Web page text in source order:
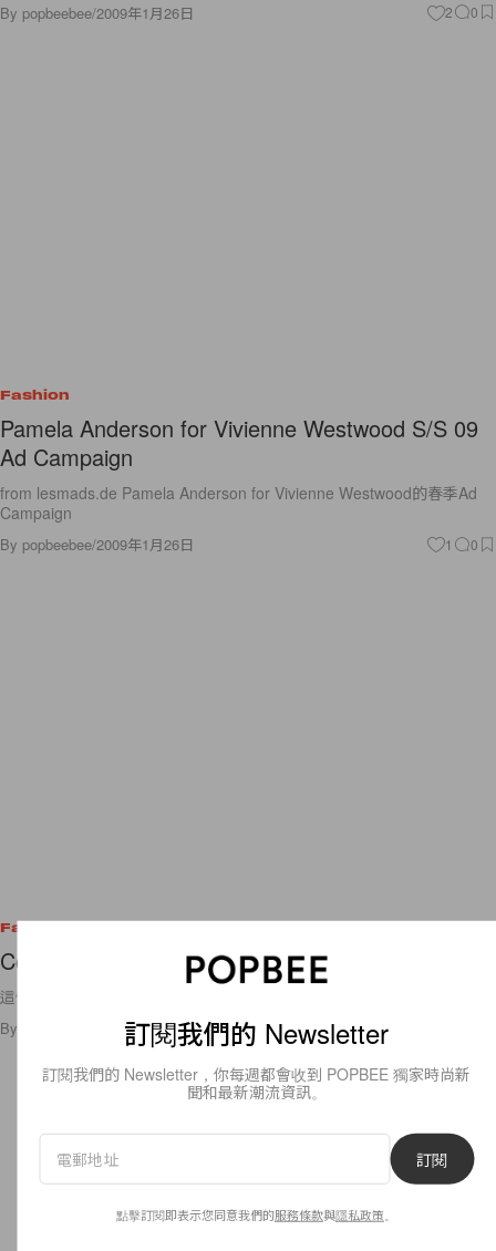
By popbeebee/2009年1月26日 2 0
Fashion
Pamela Anderson for Vivienne Westwood S/S 09
Ad Campaign
from lesmads.de Pamela Anderson for Vivienne Westwood的春季Ad
Campaign
By popbeebee/2009年1月26日 1 0
Fashion
Coach 2009 Spring Ad Campaign
這個Coach的春季廣告，除了那個黃色的包包catch my
By 2009年1月26日
訂閱我們的 Newsletter
訂閱我們的 Newsletter，你每週都會收到 POPBEE 獨家時尚新
聞和最新潮流資訊。
訂閱
點擊訂閱即表示您同意我們的服務條款與隱私政策